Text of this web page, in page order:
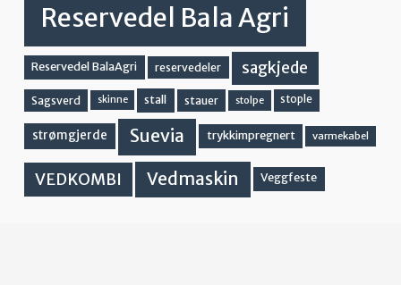
Reservedel Bala Agri
Reservedel BalaAgri reservedeler sagkjede
Sagsverd skinne stall stauer stolpe stople
strømgjerde Suevia trykkimpregnert varmekabel
VEDKOMBI Vedmaskin Veggfeste